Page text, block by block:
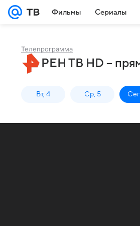
Фильмы Сериалы
Телепрограмма
РЕН ТВ HD –
Вт, 4 Ср, 5